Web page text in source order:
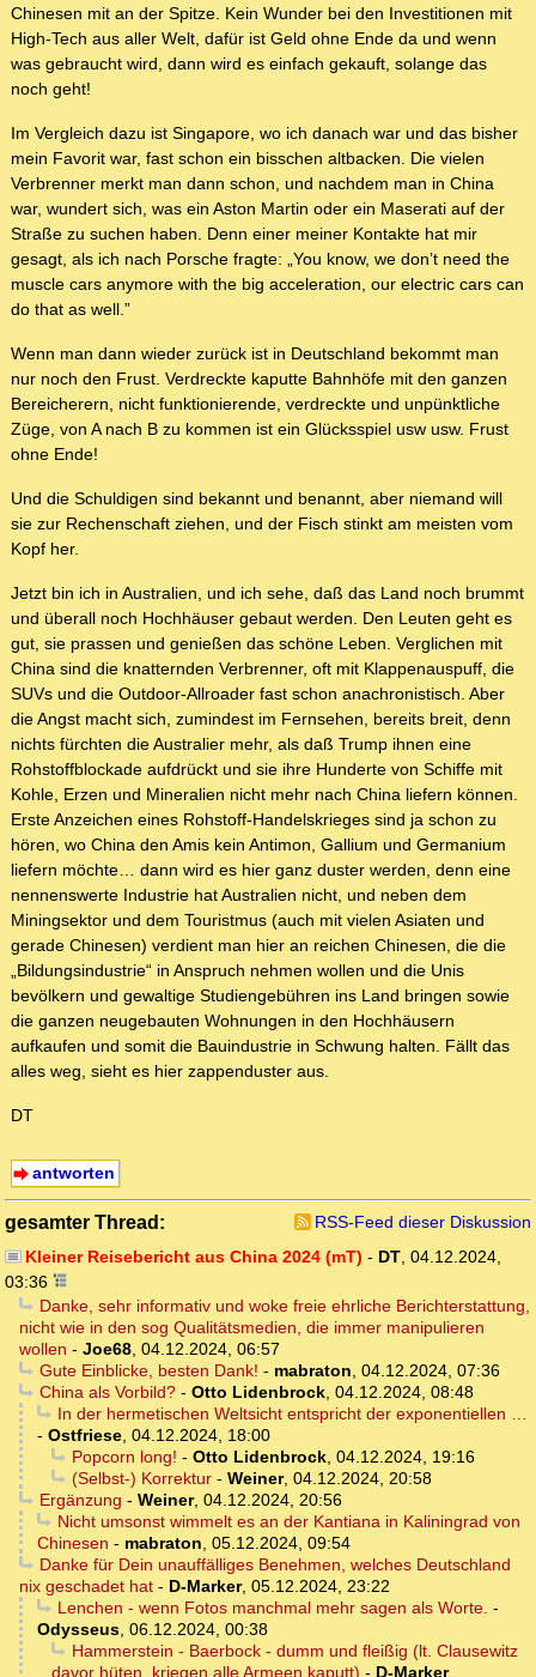
Chinesen mit an der Spitze. Kein Wunder bei den Investitionen mit
High-Tech aus aller Welt, dafür ist Geld ohne Ende da und wenn
was gebraucht wird, dann wird es einfach gekauft, solange das
noch geht!
Im Vergleich dazu ist Singapore, wo ich danach war und das bisher
mein Favorit war, fast schon ein bisschen altbacken. Die vielen
Verbrenner merkt man dann schon, und nachdem man in China
war, wundert sich, was ein Aston Martin oder ein Maserati auf der
Straße zu suchen haben. Denn einer meiner Kontakte hat mir
gesagt, als ich nach Porsche fragte: „You know, we don’t need the
muscle cars anymore with the big acceleration, our electric cars can
do that as well.”
Wenn man dann wieder zurück ist in Deutschland bekommt man
nur noch den Frust. Verdreckte kaputte Bahnhöfe mit den ganzen
Bereicherern, nicht funktionierende, verdreckte und unpünktliche
Züge, von A nach B zu kommen ist ein Glücksspiel usw usw. Frust
ohne Ende!
Und die Schuldigen sind bekannt und benannt, aber niemand will
sie zur Rechenschaft ziehen, und der Fisch stinkt am meisten vom
Kopf her.
Jetzt bin ich in Australien, und ich sehe, daß das Land noch brummt
und überall noch Hochhäuser gebaut werden. Den Leuten geht es
gut, sie prassen und genießen das schöne Leben. Verglichen mit
China sind die knatternden Verbrenner, oft mit Klappenauspuff, die
SUVs und die Outdoor-Allroader fast schon anachronistisch. Aber
die Angst macht sich, zumindest im Fernsehen, bereits breit, denn
nichts fürchten die Australier mehr, als daß Trump ihnen eine
Rohstoffblockade aufdrückt und sie ihre Hunderte von Schiffe mit
Kohle, Erzen und Mineralien nicht mehr nach China liefern können.
Erste Anzeichen eines Rohstoff-Handelskrieges sind ja schon zu
hören, wo China den Amis kein Antimon, Gallium und Germanium
liefern möchte… dann wird es hier ganz duster werden, denn eine
nennenswerte Industrie hat Australien nicht, und neben dem
Miningsektor und dem Touristmus (auch mit vielen Asiaten und
gerade Chinesen) verdient man hier an reichen Chinesen, die die
„Bildungsindustrie“ in Anspruch nehmen wollen und die Unis
bevölkern und gewaltige Studiengebühren ins Land bringen sowie
die ganzen neugebauten Wohnungen in den Hochhäusern
aufkaufen und somit die Bauindustrie in Schwung halten. Fällt das
alles weg, sieht es hier zappenduster aus.
DT
antworten
gesamter Thread:
RSS-Feed dieser Diskussion
Kleiner Reisebericht aus China 2024 (mT) - DT, 04.12.2024,
03:36
Danke, sehr informativ und woke freie ehrliche Berichterstattung,
nicht wie in den sog Qualitätsmedien, die immer manipulieren
wollen - Joe68, 04.12.2024, 06:57
Gute Einblicke, besten Dank! - mabraton, 04.12.2024, 07:36
China als Vorbild?- Otto Lidenbrock, 04.12.2024, 08:48
In der hermetischen Weltsicht entspricht der exponentiellen …
- Ostfriese, 04.12.2024, 18:00
Popcorn long! - Otto Lidenbrock, 04.12.2024, 19:16
(Selbst-) Korrektur- Weiner, 04.12.2024, 20:58
Ergänzung - Weiner, 04.12.2024, 20:56
Nicht umsonst wimmelt es an der Kantiana in Kaliningrad von
Chinesen - mabraton, 05.12.2024, 09:54
Danke für Dein unauffälliges Benehmen, welches Deutschland
nix geschadet hat - D-Marker, 05.12.2024, 23:22
Lenchen - wenn Fotos manchmal mehr sagen als Worte. -
Odysseus, 06.12.2024, 00:38
Hammerstein - Baerbock - dumm und fleißig (lt. Clausewitz
davor hüten, kriegen alle Armeen kaputt) - D-Marker,